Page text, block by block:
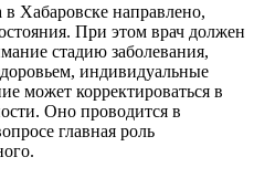
Хабаровске направлено,
При этом врач должен
стадию заболевания,
индивидуальные
может корректироваться в
Оно проводится в
главная роль